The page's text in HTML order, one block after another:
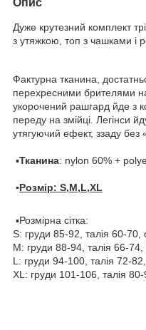
Дуже крутезний комплект
з утяжкою, топ з чашками і
Фактурна тканина,
перехресними брителями
укорочений рашгард йде з
переду на змійці. Легінси
утягуючий ефект, ззаду без
▪️Тканина: nylon 60% +
▪️Розмір: S,M,L,XL
▪️Розмірна сітка:
S: груди 85-92, талія 60-70,
М: груди 88-94, талія 66-
L: груди 94-100, талія 72-
XL: груди 101-106, талія